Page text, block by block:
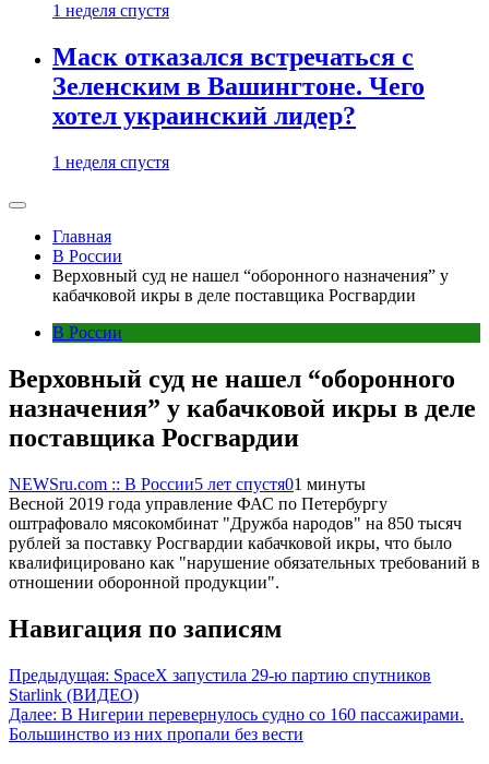
1 неделя спустя
Маск отказался встречаться с
Зеленским в Вашингтоне. Чего
хотел украинский лидер?
1 неделя спустя
Главная
В России
Верховный суд не нашел “оборонного назначения” у
кабачковой икры в деле поставщика Росгвардии
В России
Верховный суд не нашел “оборонного
назначения” у кабачковой икры в деле
поставщика Росгвардии
NEWSru.com :: В России5 лет спустя01 минуты
Весной 2019 года управление ФАС по Петербургу
оштрафовало мясокомбинат "Дружба народов" на 850 тысяч
рублей за поставку Росгвардии кабачковой икры, что было
квалифицировано как "нарушение обязательных требований в
отношении оборонной продукции".
Навигация по записям
Предыдущая: SpaceX запустила 29-ю партию спутников
Starlink (ВИДЕО)
Далее: В Нигерии перевернулось судно со 160 пассажирами.
Большинство из них пропали без вести